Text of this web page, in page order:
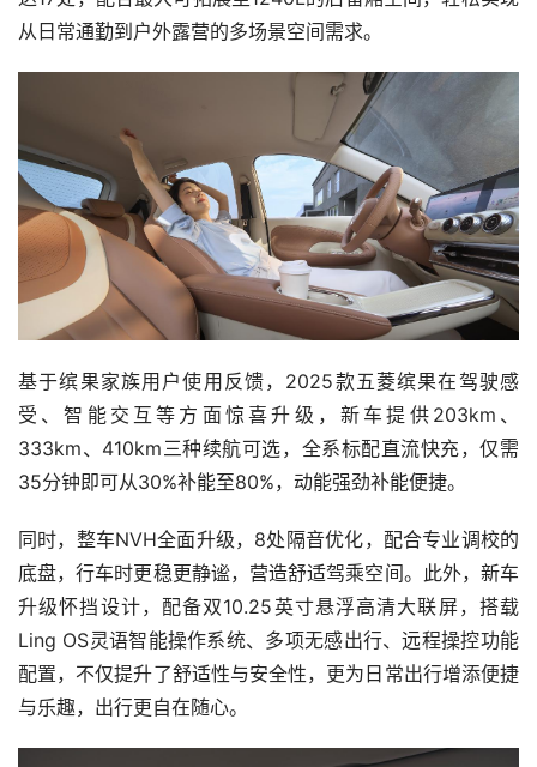
从日常通勤到户外露营的多场景空间需求。
基于缤果家族用户使用反馈，2025款五菱缤果在驾驶感
受、智能交互等方面惊喜升级，新车提供203km、
333km、410km三种续航可选，全系标配直流快充，仅需
35分钟即可从30%补能至80%，动能强劲补能便捷。
同时，整车NVH全面升级，8处隔音优化，配合专业调校的
底盘，行车时更稳更静谧，营造舒适驾乘空间。此外，新车
升级怀挡设计，配备双10.25英寸悬浮高清大联屏，搭载
Ling OS灵语智能操作系统、多项无感出行、远程操控功能
配置，不仅提升了舒适性与安全性，更为日常出行增添便捷
与乐趣，出行更自在随心。